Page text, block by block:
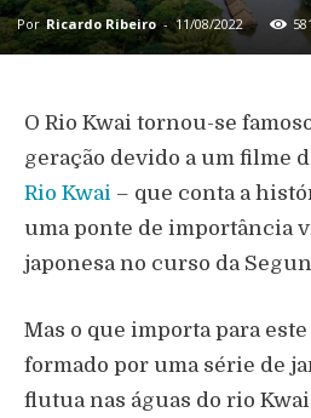
Por Ricardo Ribeiro - 11/08/2022 581
O Rio Kwai tornou-se
geração devido a um filme
Rio Kwai – que conta a
uma ponte de importância
japonesa no curso da
Mas o que importa para
formado por uma série de
flutua nas águas do rio